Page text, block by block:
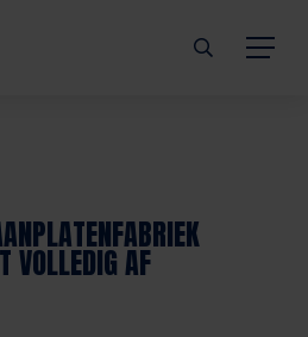
VOLLEDIG AF